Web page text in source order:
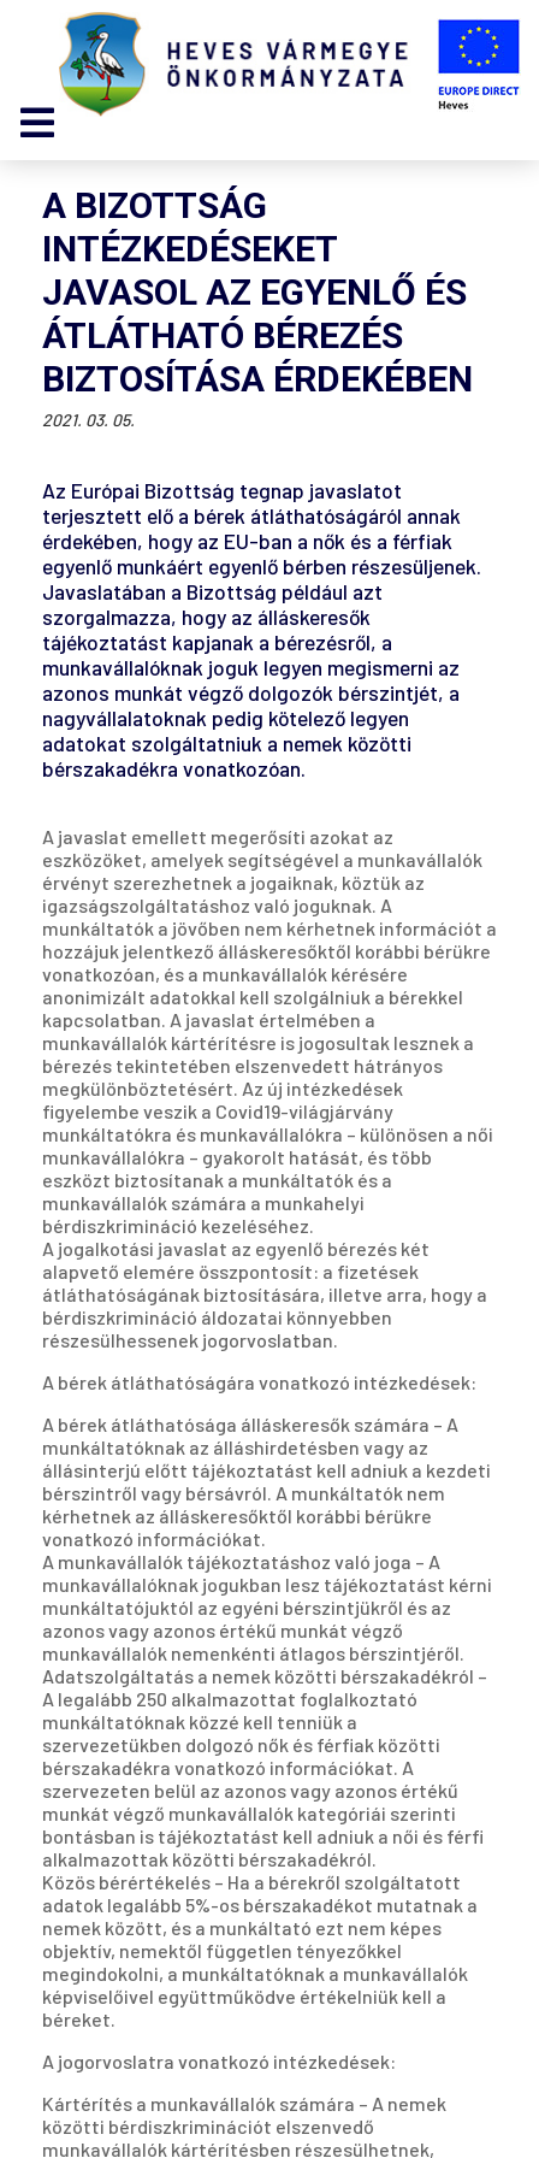
A BIZOTTSÁG
INTÉZKEDÉSEKET
JAVASOL AZ EGYENLŐ ÉS
ÁTLÁTHATÓ BÉREZÉS
BIZTOSÍTÁSA ÉRDEKÉBEN
2021. 03. 05.
Az Európai Bizottság tegnap javaslatot
terjesztett elő a bérek átláthatóságáról annak
érdekében, hogy az EU-ban a nők és a férfiak
egyenlő munkáért egyenlő bérben részesüljenek.
Javaslatában a Bizottság például azt
szorgalmazza, hogy az álláskeresők
tájékoztatást kapjanak a bérezésről, a
munkavállalóknak joguk legyen megismerni az
azonos munkát végző dolgozók bérszintjét, a
nagyvállalatoknak pedig kötelező legyen
adatokat szolgáltatniuk a nemek közötti
bérszakadékra vonatkozóan.
A javaslat emellett megerősíti azokat az
eszközöket, amelyek segítségével a munkavállalók
érvényt szerezhetnek a jogaiknak, köztük az
igazságszolgáltatáshoz való joguknak. A
munkáltatók a jövőben nem kérhetnek információt a
hozzájuk jelentkező álláskeresőktől korábbi bérükre
vonatkozóan, és a munkavállalók kérésére
anonimizált adatokkal kell szolgálniuk a bérekkel
kapcsolatban. A javaslat értelmében a
munkavállalók kártérítésre is jogosultak lesznek a
bérezés tekintetében elszenvedett hátrányos
megkülönböztetésért. Az új intézkedések
figyelembe veszik a Covid19-világjárvány
munkáltatókra és munkavállalókra – különösen a női
munkavállalókra – gyakorolt hatását, és több
eszközt biztosítanak a munkáltatók és a
munkavállalók számára a munkahelyi
bérdiszkrimináció kezeléséhez.
A jogalkotási javaslat az egyenlő bérezés két
alapvető elemére összpontosít: a fizetések
átláthatóságának biztosítására, illetve arra, hogy a
bérdiszkrimináció áldozatai könnyebben
részesülhessenek jogorvoslatban.
A bérek átláthatóságára vonatkozó intézkedések:
A bérek átláthatósága álláskeresők számára – A
munkáltatóknak az álláshirdetésben vagy az
állásinterjú előtt tájékoztatást kell adniuk a kezdeti
bérszintről vagy bérsávról. A munkáltatók nem
kérhetnek az álláskeresőktől korábbi bérükre
vonatkozó információkat.
A munkavállalók tájékoztatáshoz való joga – A
munkavállalóknak jogukban lesz tájékoztatást kérni
munkáltatójuktól az egyéni bérszintjükről és az
azonos vagy azonos értékű munkát végző
munkavállalók nemenkénti átlagos bérszintjéről.
Adatszolgáltatás a nemek közötti bérszakadékról –
A legalább 250 alkalmazottat foglalkoztató
munkáltatóknak közzé kell tenniük a
szervezetükben dolgozó nők és férfiak közötti
bérszakadékra vonatkozó információkat. A
szervezeten belül az azonos vagy azonos értékű
munkát végző munkavállalók kategóriái szerinti
bontásban is tájékoztatást kell adniuk a női és férfi
alkalmazottak közötti bérszakadékról.
Közös bérértékelés – Ha a bérekről szolgáltatott
adatok legalább 5%-os bérszakadékot mutatnak a
nemek között, és a munkáltató ezt nem képes
objektív, nemektől független tényezőkkel
megindokolni, a munkáltatóknak a munkavállalók
képviselőivel együttműködve értékelniük kell a
béreket.
A jogorvoslatra vonatkozó intézkedések:
Kártérítés a munkavállalók számára – A nemek
közötti bérdiszkriminációt elszenvedő
munkavállalók kártérítésben részesülhetnek,